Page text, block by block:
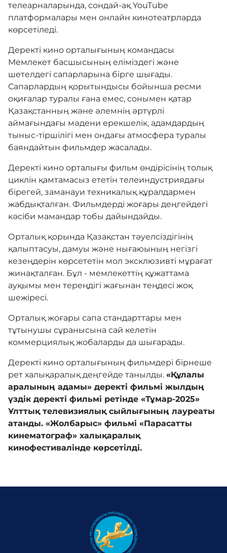
Байланыс
Нашар көретіндерге
арналған нұсқа
телеарналарында, сондай-ақ YouTube
платформалары мен онлайн кинотеатрларда
көрсетіледі.
Деректі кино орталығының командасы
Мемлекет басшысының еліміздегі және
шетелдегі сапарларына бірге шығады.
Сапарлардың қорытындысы бойынша ресми
оқиғалар туралы ғана емес, сонымен қатар
Қазақстанның және әлемнің әртүрлі
аймағындағы мәдени ерекшелік, адамдардың
тыныс-тіршілігі мен ондағы атмосфера туралы
баяндайтын фильмдер жасалады.
Деректі кино орталығы фильм өндірісінің толық
циклін қамтамасыз ететін телеиндустриядағы
бірегей, заманауи техникалық құралдармен
жабдықталған. Фильмдерді жоғары деңгейдегі
кәсіби мамандар тобы дайындайды.
Орталық қорында Қазақстан тәуелсіздігінің
қалыптасуы, дамуы және нығаюының негізгі
кезеңдерін көрсететін мол эксклюзивті мұрағат
жинақталған. Бұл - мемлекеттің құжаттама
ауқымы мен тереңдігі жағынан теңдесі жоқ
шежіресі.
Орталық жоғары сапа стандарттары мен
тұтынушы сұранысына сай келетін
коммерциялық жобаларды да шығарады.
Деректі кино орталығының фильмдері бірнеше
рет халықаралық деңгейде танылды. «Құлалы
аралының адамы» деректі фильмі жылдың
үздік деректі фильмі ретінде «Тұмар-2025»
Ұлттық телевизиялық сыйлығының лауреаты
атанды. «Жолбарыс» фильмі «Парасатты
кинематограф» халықаралық
кинофестивалінде көрсетілді.